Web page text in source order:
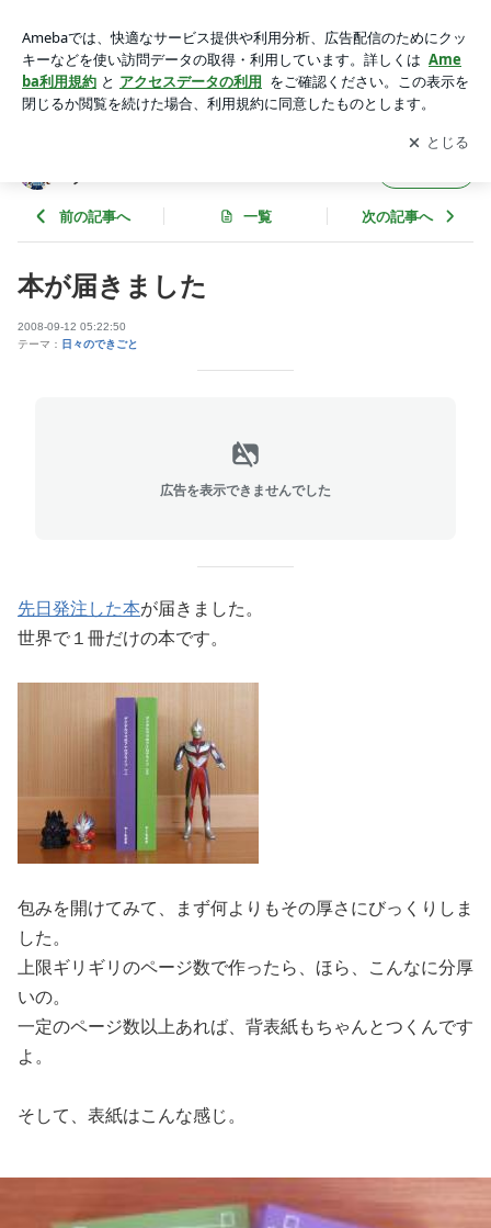
アプリをダウンロードして ブログの更新通知
を受け取りまし
ょう。
開く
フ
前の記事へ 一覧 次の記事へ
本が届きました
2008-09-12 05:22:50
テーマ： 日々のできごと
広告を表示できませんでした
先日発注した本が届きました。
世界で１冊だけの本です。
包みを開けてみて、まず何よりもその厚さにびっくりしま
した。
上限ギリギリのページ数で作ったら、ほら、こんなに分厚
いの。
一定のページ数以上あれば、背表紙もちゃんとつくんです
よ。
そして、表紙はこんな感じ。